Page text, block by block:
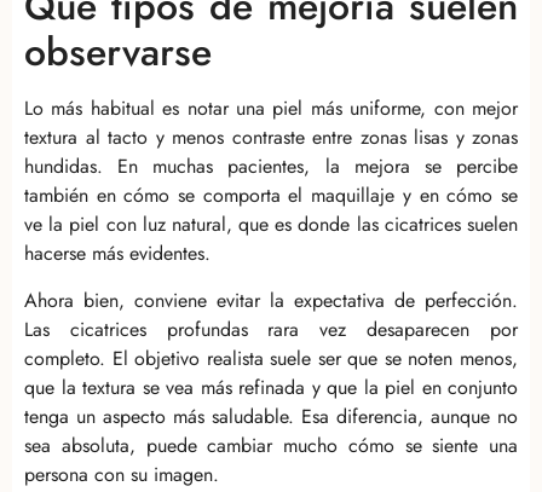
observarse
Lo más habitual es notar una piel más uniforme, con mejor
textura al tacto y menos contraste entre zonas lisas y zonas
hundidas. En muchas pacientes, la mejora se percibe
también en cómo se comporta el maquillaje y en cómo se
ve la piel con luz natural, que es donde las cicatrices suelen
hacerse más evidentes.
Ahora bien, conviene evitar la expectativa de perfección.
Las cicatrices profundas rara vez desaparecen por
completo. El objetivo realista suele ser que se noten menos,
que la textura se vea más refinada y que la piel en conjunto
tenga un aspecto más saludable. Esa diferencia, aunque no
sea absoluta, puede cambiar mucho cómo se siente una
persona con su imagen.